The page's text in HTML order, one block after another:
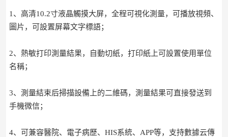
1、高清10.2寸液晶觸摸大屏，全程可視化測量，可播放視頻、
圖片，可設置屏幕文字標語；
2、熱敏打印測量結果，自動切紙，打印紙上可設置使用單位
名稱；
3、測量結束后掃描設備上的二維碼，測量結果可直接發送到
手機微信；
4、可兼容醫院、電子病歷、HIS系統、APP等，支持數據云傳